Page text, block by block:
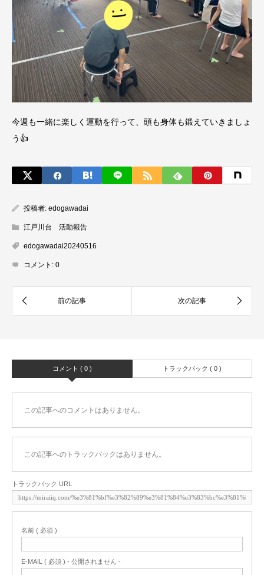
今週も一緒に楽しく運動を行って、頭も身体も鍛えていきましょ
う👍
投稿者: edogawadai
江戸川台 活動報告
edogawadai20240516
コメント: 0
コメント ( 0 ) トラックバック ( 0 )
この記事へのコメントはありません。
この記事へのトラックバックはありません。
トラックバック URL
名前 ( 必須 )
E-MAIL ( 必須 ) - 公開されません -